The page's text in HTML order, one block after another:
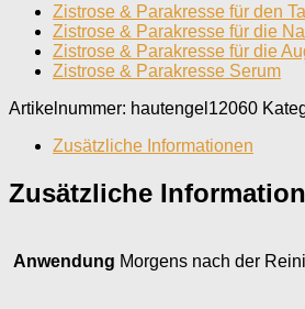
Zistrose & Parakresse für den
Zistrose & Parakresse für die
Zistrose & Parakresse für die
Zistrose & Parakresse Serum
Artikelnummer: hautengel12060
Zusätzliche Informationen
Zusätzliche
Anwendung Morgens nach der